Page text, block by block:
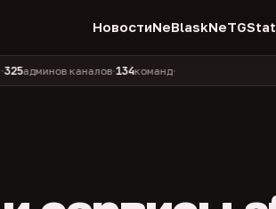
НовостиNeBlask
каналов •134команд• 11 990